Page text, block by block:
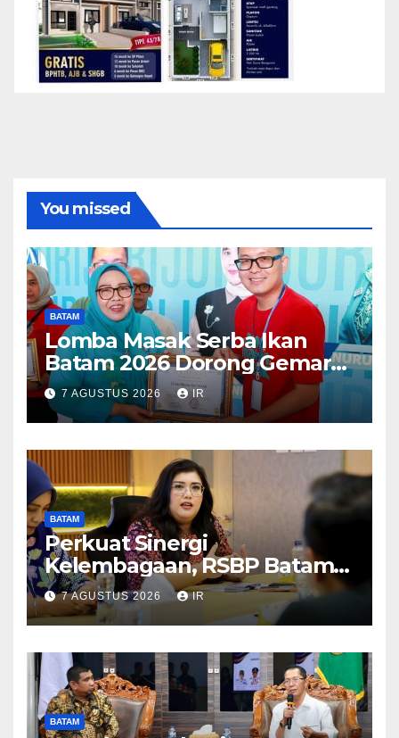
You missed
BATAM
Lomba Masak Serba Ikan
Batam 2026 Dorong Gemar
Makan Ikan
7 AGUSTUS 2026 IR
BATAM
Perkuat Sinergi
Kelembagaan, RSBP Batam
dan BPOM Pastikan
Pelayanan dan Ketersediaan
Obat Aman
7 AGUSTUS 2026 IR
BATAM